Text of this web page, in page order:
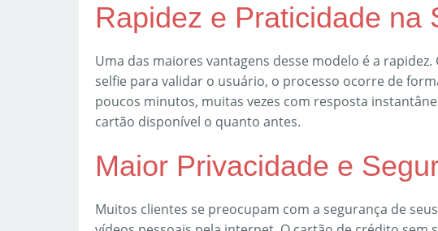
Rapidez e Praticidade na
Uma das maiores vantagens desse modelo é a
selfie para validar o usuário, o processo ocorre de
poucos minutos, muitas vezes com resposta
cartão disponível o quanto antes.
Maior Privacidade e
Muitos clientes se preocupam com a segurança de